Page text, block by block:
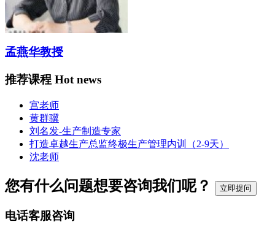
孟燕华教授
推荐课程 Hot news
宫老师
黄群骥
刘名发-生产制造专家
打造卓越生产总监终极生产管理内训（2-9天）
沈老师
您有什么问题想要咨询我们呢？ 立即提问
电话客服咨询